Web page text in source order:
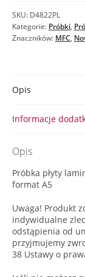
-
próbka
płyty
SKU: D4822PL
Kategorie: Próbki,
Znaczników: MFC,
Opis
Informacje
Opis
Próbka płyty
format A5
Uwaga! Produkt
indywidualne
odstąpienia od
przyjmujemy
38 Ustawy o